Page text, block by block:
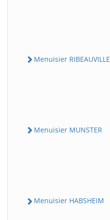
Menuisier RIBEAUVILLE
Menuisier MUNSTER
Menuisier HABSHEIM